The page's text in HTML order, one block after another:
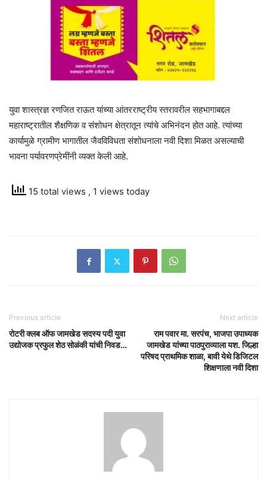
युवा शास्त्रज्ञ रणजित राऊत यांच्या आंतरराष्ट्रीय स्तरावरील सहभागाबद्दल
महाराष्ट्रातील शैक्षणिक व संशोधन क्षेत्रातून त्यांचे अभिनंदन होत आहे. त्यांच्या
कार्यामुळे ग्रामीण भागातील जैवविविधता संशोधनाला नवी दिशा मिळत असल्याची
भावना पर्यावरणप्रेमींनी व्यक्त केली आहे.
15 total views , 1 views today
Previous article
रोटरी क्लब ऑफ जामखेड सदस्य पदी युवा
उद्योजक प्रफुल शेठ सोळंकी यांची निवड…
Next article
राम पवार मा. सरपंच, भाजपा उपाध्यक
जामखेड यांच्या पाठपुराव्याला यश. जिल्हा
परिषद प्राथमिक शाळा, बावी येथे डिजिटल
शिक्षणाला नवी दिशा